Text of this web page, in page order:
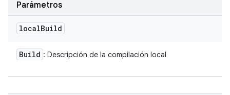
Parámetros
localBuild
Build : Descripción de la compilación local